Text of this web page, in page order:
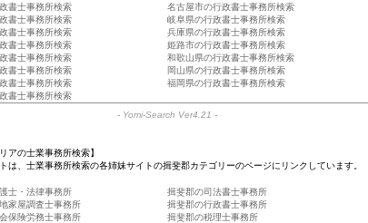
書士事務所検索
名古屋市の行政書士事務所検索
書士事務所検索
岐阜県の行政書士事務所検索
書士事務所検索
兵庫県の行政書士事務所検索
書士事務所検索
姫路市の行政書士事務所検索
書士事務所検索
和歌山県の行政書士事務所検索
書士事務所検索
岡山県の行政書士事務所検索
書士事務所検索
福岡県の行政書士事務所検索
書士事務所検索
- Yomi-Search Ver4.21 -
アの士業事務所検索】
は、士業事務所検索の各姉妹サイトの揖斐郡カテゴリーのページにリンクしています。
士・法律事務所
揖斐郡の司法書士事務所
家屋調査士事務所
揖斐郡の行政書士事務所
保険労務士事務所
揖斐郡の税理士事務所